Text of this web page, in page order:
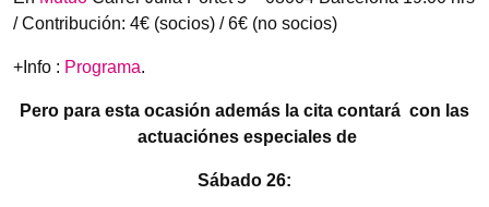
/ Contribución: 4€ (socios) / 6€ (no socios)
+Info : Programa.
Pero para esta ocasión además la cita contará con las
actuaciónes especiales de
Sábado 26: